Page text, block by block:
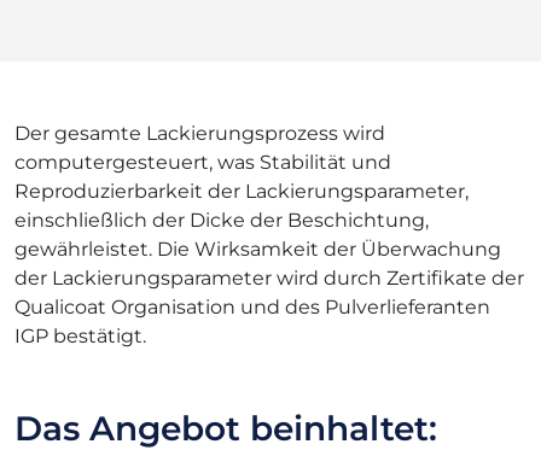
Der gesamte Lackierungsprozess wird
computergesteuert, was Stabilität und
Reproduzierbarkeit der Lackierungsparameter,
einschließlich der Dicke der Beschichtung,
gewährleistet. Die Wirksamkeit der Überwachung
der Lackierungsparameter wird durch Zertifikate der
Qualicoat Organisation und des Pulverlieferanten
IGP bestätigt.
Das Angebot beinhaltet: